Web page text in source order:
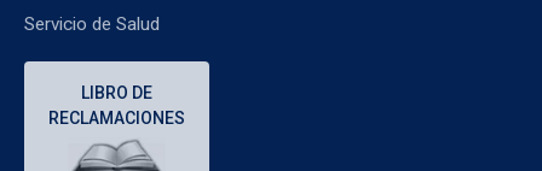
Servicio de Salud
LIBRO DE
RECLAMACIONES